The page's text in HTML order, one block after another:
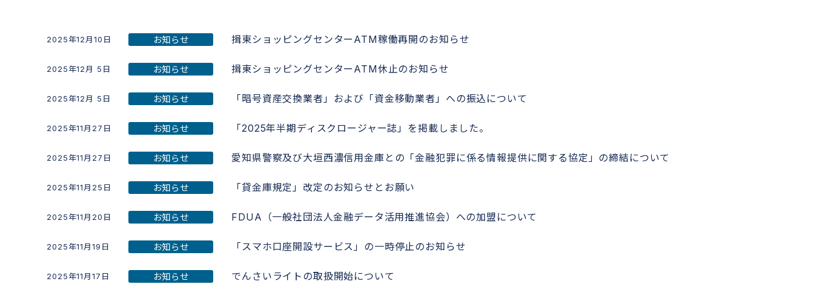
2025年12月10日 お知らせ 揖東ショッピングセンターATM稼働再開のお知らせ
2025年12月 5日 お知らせ 揖東ショッピングセンターATM休止のお知らせ
2025年12月 5日 お知らせ 「暗号資産交換業者」および「資金移動業者」への振込について
2025年11月27日 お知らせ 「2025年半期ディスクロージャー誌」を掲載しました。
2025年11月27日 お知らせ 愛知県警察及び大垣西濃信用金庫との「金融犯罪に係る情報提供に関する協定」の締結について
2025年11月25日 お知らせ 「貸金庫規定」改定のお知らせとお願い
2025年11月20日 お知らせ FDUA（一般社団法人金融データ活用推進協会）への加盟について
2025年11月19日 お知らせ 「スマホ口座開設サービス」の一時停止のお知らせ
2025年11月17日 お知らせ でんさいライトの取扱開始について